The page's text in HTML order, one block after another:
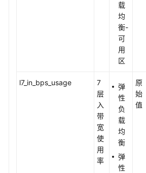
载
均
衡-
可
用
区
l7_in_bps_usage
7
层
入
带
宽
使
用
率
弹
性
负
载
均
衡
弹
性
原
始
值